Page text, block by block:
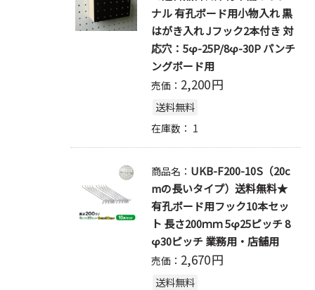
ナル 有孔ボード用小物入れ 黒
はがき入れ Jフック2本付き 対
応穴：5φ-25P/8φ-30P パンチ
ングボード用
売価： 2,200円
送料無料
在庫数： 1
商品名： UKB-F200-10S（20c
mの長いタイプ）送料無料★
有孔ボード用フック10本セッ
ト 長さ200ｍｍ 5φ25ピッチ 8
φ30ピッチ 業務用・店舗用
売価： 2,670円
送料無料